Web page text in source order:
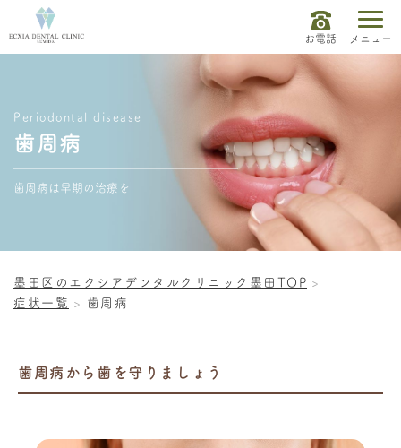
お電話 メニュー
Periodontal disease
歯周病
歯周病は早期の治療を
墨田区のエクシアデンタルクリニック墨田TOP
症状一覧
歯周病
歯周病から歯を守りましょう